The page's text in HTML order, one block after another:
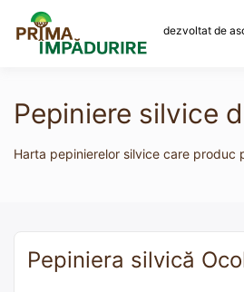
content
dezvoltat de
Pepiniere silvice
Harta pepinierelor silvice care produc
Pepiniera silvică